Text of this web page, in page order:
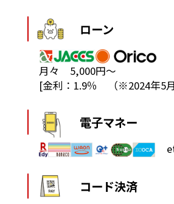
ローン
月々 5,000円～
[金利：1.9％ （※2024年5
電子マネー
コード決済